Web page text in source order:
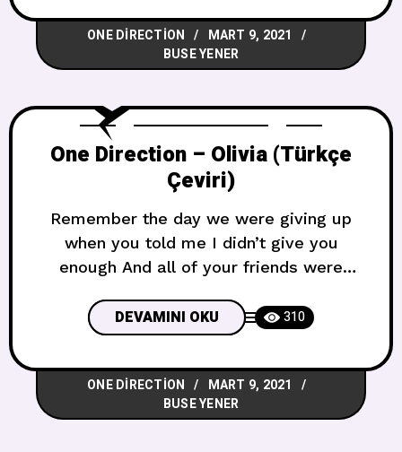
world is cold you’ll
ONE DIRECTION
MART 9, 2021
BUSE YENER
One Direction – Olivia (Türkçe
Çeviri)
Remember the day we were giving up
when you told me I didn’t give you
enough And all of your friends were
bed with my t-shirt on, just thinking how
I went about it wrong This isn’t the stain
of a red wine, I’m bleeding love Pes
DEVAMINI OKU 310
ONE DIRECTION
MART 9, 2021
BUSE YENER